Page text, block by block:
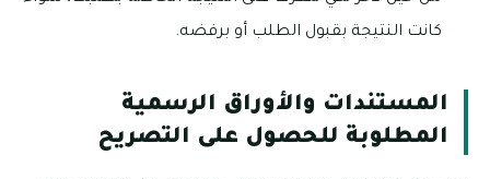
كانت النتيجة بقبول الطلب أو برفضه.
المستندات والأوراق الرسمية
المطلوبة للحصول على التصريح